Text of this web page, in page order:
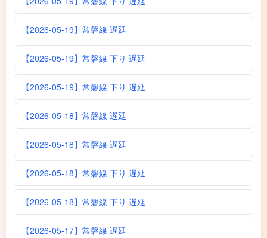
【2026-05-19】常磐線 遅延
【2026-05-19】常磐線 下り 遅延
【2026-05-19】常磐線 下り 遅延
【2026-05-18】常磐線 遅延
【2026-05-18】常磐線 遅延
【2026-05-18】常磐線 下り 遅延
【2026-05-18】常磐線 下り 遅延
【2026-05-17】常磐線 遅延